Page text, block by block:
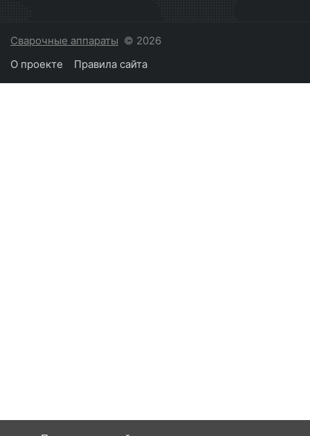
Сварочные аппараты © 2026
О проекте
Правила сайта